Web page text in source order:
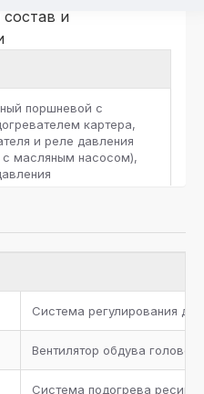
и
поршневой с
картера,
и реле давления
масляным насосом),
жидкостная линия с
Система регулирования
Вентилятор обдува головок
Система подогрева